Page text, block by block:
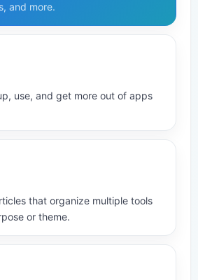
and more.
use, and get more out of apps
that organize multiple tools
or theme.